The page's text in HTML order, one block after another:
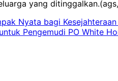
yang
Nyata bagi
Pengemudi PO White